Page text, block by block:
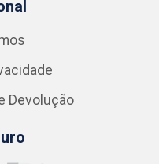
Devolução